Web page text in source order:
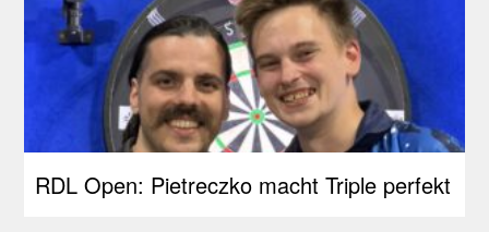
RDL Open: Pietreczko macht Triple perfekt